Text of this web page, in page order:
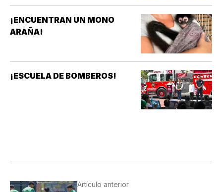
¡ENCUENTRAN UN MONO
ARAÑA!
¡ESCUELA DE BOMBEROS!
Artículo anterior